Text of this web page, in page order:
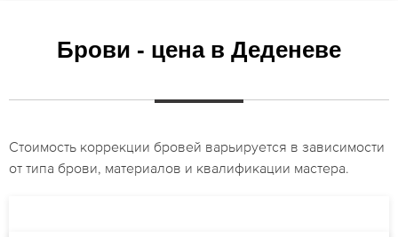
Брови - цена в Деденеве
Стоимость коррекции бровей варьируется в зависимости
от типа брови, материалов и квалификации мастера.